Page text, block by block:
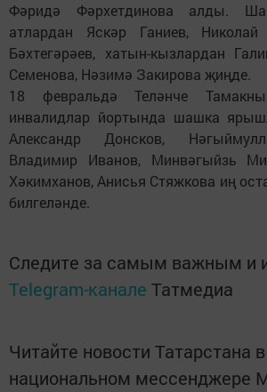
Фәридә Фәрхетдинова алды.
атлардан Яскәр Ганиев, Николай
Бәхтегәрәев, хатын-кызлардан
Семенова, Нәзимә Закирова җиңде.
18 февральдә Теләнче
инвалидлар йортында шашка
Александр Донсков,
Владимир Иванов, Минвәгыйзь
Хәкимханов, Анисья Стяжкова иң
билгеләнде.
Следите за самым важным и
Telegram-канале Татмедиа
Читайте новости Татарстана в
национальном мессенджере